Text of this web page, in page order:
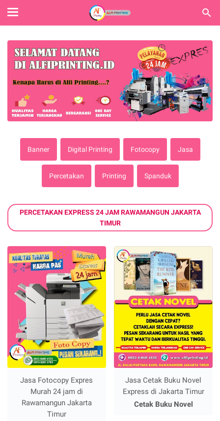
Banner Digital Printing Fotocopy Jasa
Percetakan Printing Spanduk
PERCETAKAN EXPRESS 24 JAM RAWAMANGUN JAKARTA
TIMUR
Jasa Fotocopy Expres
Murah 24 jam di
Rawamangun Jakarta
Timur
Jasa Cetak Buku Novel
Express di Jakarta Timur
Cetak Buku Novel